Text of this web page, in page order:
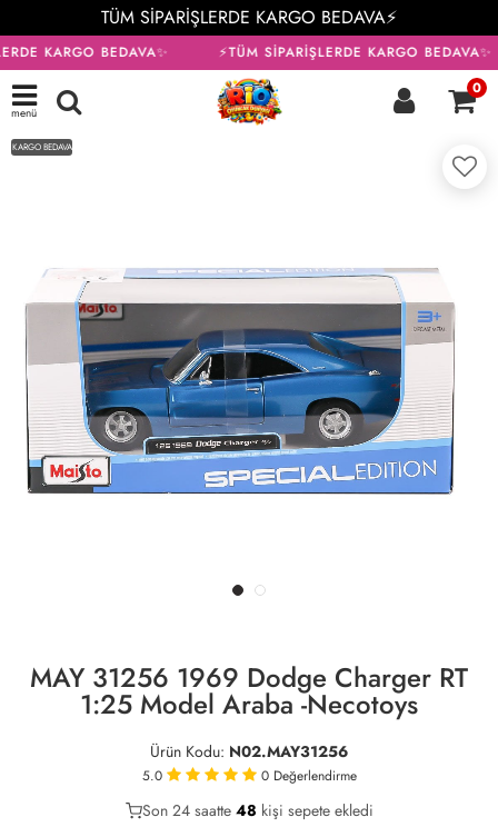
TÜM SİPARİŞLERDE KARGO BEDAVA⚡
KARGO BEDAVA✨ ⚡TÜM SİPARİŞLERDE KARGO BEDAVA✨
menü
0
KARGO BEDAVA
MAY 31256 1969 Dodge Charger RT
1:25 Model Araba -Necotoys
Ürün Kodu: N02.MAY31256
5.0 0 Değerlendirme
28
Son 24 saatte 48 kişi sepete ekledi
19